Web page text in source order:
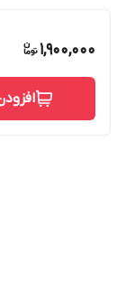
1,900,000